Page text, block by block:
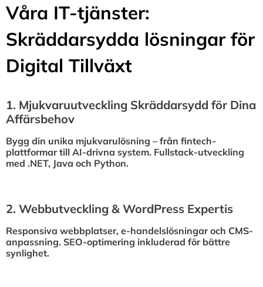
Våra IT-tjänster:
Skräddarsydda lösningar för
Digital Tillväxt
1.⁠ ⁠Mjukvaruutveckling Skräddarsydd för Dina
Affärsbehov
Bygg din unika mjukvarulösning – från fintech-
plattformar till AI-drivna system. Fullstack-utveckling
med .NET, Java och Python.
2.⁠ ⁠Webbutveckling & WordPress Expertis
Responsiva webbplatser, e-handelslösningar och CMS-
anpassning. SEO-optimering inkluderad för bättre
synlighet.